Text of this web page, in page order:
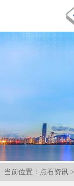
当前位置： 点石资讯 >